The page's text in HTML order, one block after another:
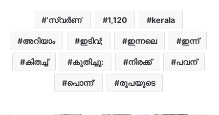
‘സ്വർണ’ 1,120 kerala
അറിയാം ഇടിവ്; ഇന്നലെ ഇന്ന്
കിതച്ച് കുതിച്ചു: നിരക്ക് പവന്
പൊന്ന്’ രൂപയുടെ